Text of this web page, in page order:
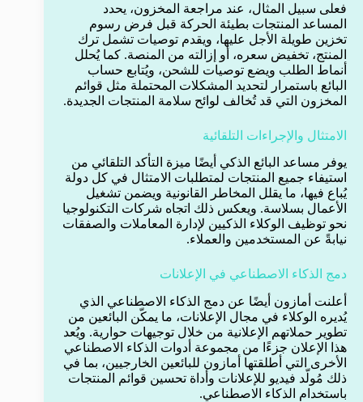
فعلى سبيل المثال، عند مراجعة المخزون، يحدد
المساعد المنتجات بطيئة الحركة قبل فرض رسوم
تخزين طويلة الأجل عليها، ويقدم توصيات تشمل ترك
المنتج، تخفيض سعره، أو إزالته من المنصة. كما يُحلل
أنماط الطلب ويضع توصيات للشحن، ويُتابع حساب
البائع باستمرار لتحديد المشكلات المحتملة مثل قوائم
المخزون التي قد تُخالف لوائح سلامة المنتجات الجديدة.
الامتثال والإجراءات التلقائية
يوفر مساعد البائع الذكي أيضًا ميزة التأكد التلقائي من
استيفاء جميع المنتجات لمتطلبات الامتثال في كل دولة
يُباع فيها، ما يقلل المخاطر القانونية ويضمن تشغيل
الأعمال بسلاسة. ويعكس ذلك اتجاه شركات التكنولوجيا
نحو توظيف الوكلاء الذكيين لإدارة المعاملات والصفقات
نيابةً عن المستخدمين والعملاء.
دمج الذكاء الاصطناعي في الإعلانات
أعلنت أمازون أيضًا عن دمج الذكاء الاصطناعي الذي
يُديره الوكلاء في مجال الإعلانات، ما يمكّن البائعين من
تطوير حملاتهم الإعلانية من خلال توجيهات حوارية. ويُعد
هذا الإعلان جزءًا من مجموعة أدوات الذكاء الاصطناعي
الأخرى التي أطلقتها أمازون للبائعين الخارجيين، بما في
ذلك مُولّد فيديو للإعلانات وأداة تحسين قوائم المنتجات
باستخدام الذكاء الاصطناعي.